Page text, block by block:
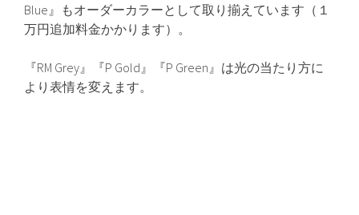
Blue』もオーダーカラーとして取り揃えています（１
万円追加料金かかります）。
『RM Grey』『P Gold』『P Green』は光の当たり方に
より表情を変えます。